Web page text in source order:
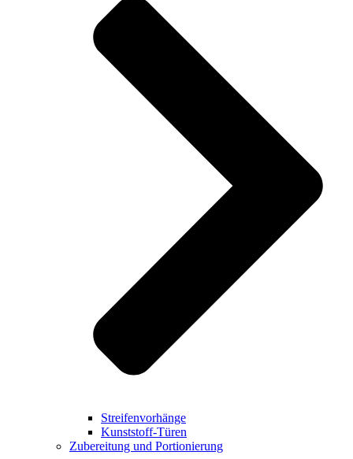
Streifenvorhänge
Kunststoff-Türen
Zubereitung und Portionierung